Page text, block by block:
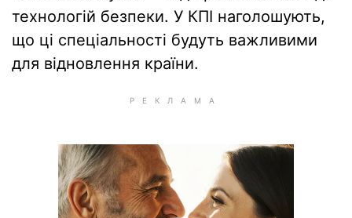
технологій безпеки. У КПІ наголошують,
що ці спеціальності будуть важливими
для відновлення країни.